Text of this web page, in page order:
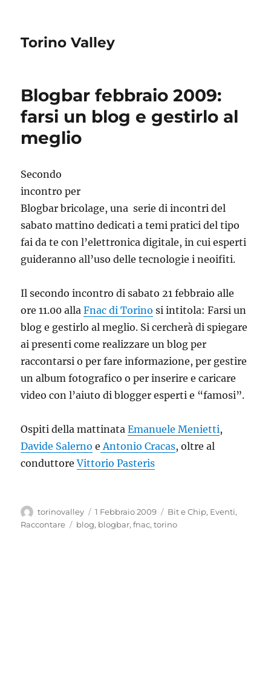
Torino Valley
Blogbar febbraio 2009:
farsi un blog e gestirlo al
meglio
Secondo
incontro per
Blogbar bricolage, una serie di incontri del
sabato mattino dedicati a temi pratici del tipo
fai da te con l’elettronica digitale, in cui esperti
guideranno all’uso delle tecnologie i neoifiti.
Il secondo incontro di sabato 21 febbraio alle
ore 11.00 allaFnac di Torino si intitola: Farsi un
blog e gestirlo al meglio. Si cercherà di spiegare
ai presenti come realizzare un blog per
raccontarsi o per fare informazione, per gestire
un album fotografico o per inserire e caricare
video con l’aiuto di blogger esperti e “famosi”.
Ospiti della mattinataEmanuele Menietti,
Davide Salerno e Antonio Cracas, oltre al
conduttoreVittorio Pasteris
Autore
torinovalley
Pubblicato
il
1 Febbraio 2009 Categorie
Bit e Chip, Eventi,
Raccontare
Tag
blog, blogbar,fnac,torino